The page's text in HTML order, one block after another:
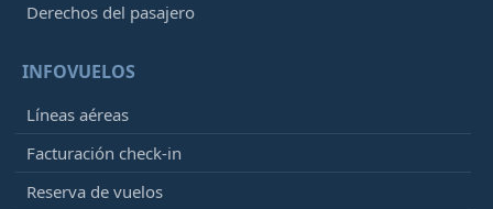
Derechos del pasajero
INFOVUELOS
Líneas aéreas
Facturación check-in
Reserva de vuelos